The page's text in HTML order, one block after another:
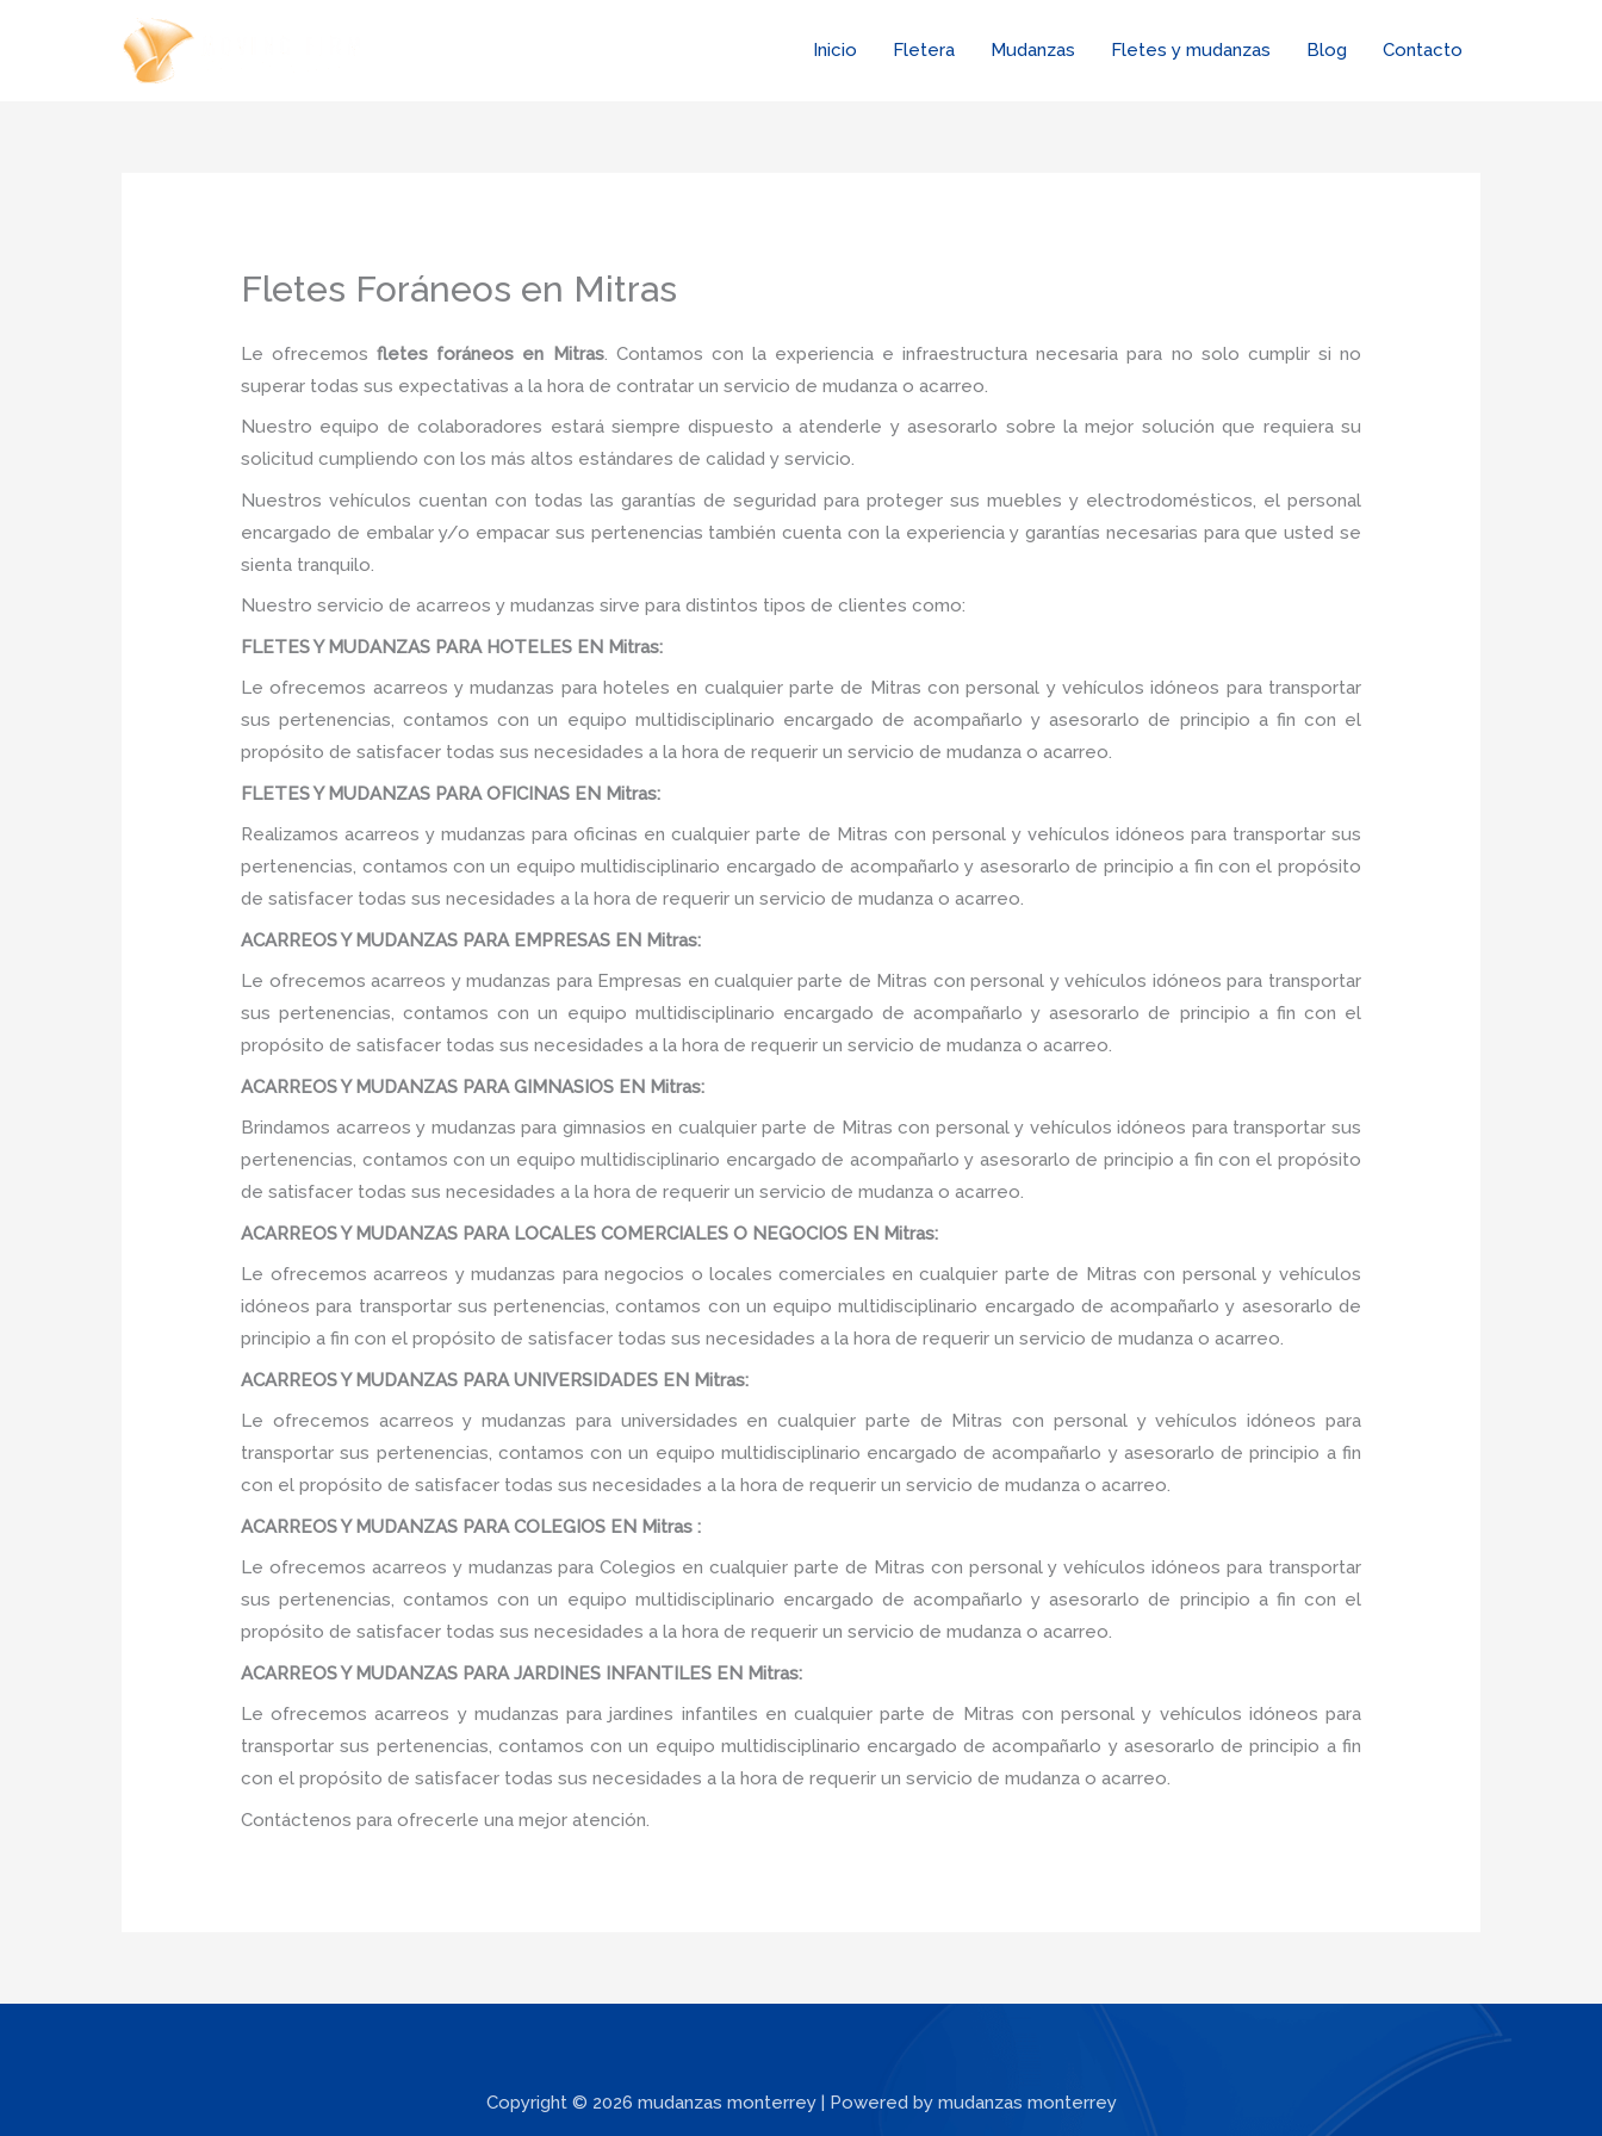
Inicio Fletera Mudanzas Fletes y mudanzas Blog Contacto
Fletes Foráneos en Mitras
Le ofrecemos fletes foráneos en Mitras. Contamos con la experiencia e infraestructura necesaria para no solo cumplir si no
superar todas sus expectativas a la hora de contratar un servicio de mudanza o acarreo.
Nuestro equipo de colaboradores estará siempre dispuesto a atenderle y asesorarlo sobre la mejor solución que requiera su
solicitud cumpliendo con los más altos estándares de calidad y servicio.
Nuestros vehículos cuentan con todas las garantías de seguridad para proteger sus muebles y electrodomésticos, el personal
encargado de embalar y/o empacar sus pertenencias también cuenta con la experiencia y garantías necesarias para que usted se
sienta tranquilo.
Nuestro servicio de acarreos y mudanzas sirve para distintos tipos de clientes como:
FLETES Y MUDANZAS PARA HOTELES EN Mitras:
Le ofrecemos acarreos y mudanzas para hoteles en cualquier parte de Mitras con personal y vehículos idóneos para transportar
sus pertenencias, contamos con un equipo multidisciplinario encargado de acompañarlo y asesorarlo de principio a fin con el
propósito de satisfacer todas sus necesidades a la hora de requerir un servicio de mudanza o acarreo.
FLETES Y MUDANZAS PARA OFICINAS EN Mitras:
Realizamos acarreos y mudanzas para oficinas en cualquier parte de Mitras con personal y vehículos idóneos para transportar sus
pertenencias, contamos con un equipo multidisciplinario encargado de acompañarlo y asesorarlo de principio a fin con el propósito
de satisfacer todas sus necesidades a la hora de requerir un servicio de mudanza o acarreo.
ACARREOS Y MUDANZAS PARA EMPRESAS EN Mitras:
Le ofrecemos acarreos y mudanzas para Empresas en cualquier parte de Mitras con personal y vehículos idóneos para transportar
sus pertenencias, contamos con un equipo multidisciplinario encargado de acompañarlo y asesorarlo de principio a fin con el
propósito de satisfacer todas sus necesidades a la hora de requerir un servicio de mudanza o acarreo.
ACARREOS Y MUDANZAS PARA GIMNASIOS EN Mitras:
Brindamos acarreos y mudanzas para gimnasios en cualquier parte de Mitras con personal y vehículos idóneos para transportar sus
pertenencias, contamos con un equipo multidisciplinario encargado de acompañarlo y asesorarlo de principio a fin con el propósito
de satisfacer todas sus necesidades a la hora de requerir un servicio de mudanza o acarreo.
ACARREOS Y MUDANZAS PARA LOCALES COMERCIALES O NEGOCIOS EN Mitras:
Le ofrecemos acarreos y mudanzas para negocios o locales comerciales en cualquier parte de Mitras con personal y vehículos
idóneos para transportar sus pertenencias, contamos con un equipo multidisciplinario encargado de acompañarlo y asesorarlo de
principio a fin con el propósito de satisfacer todas sus necesidades a la hora de requerir un servicio de mudanza o acarreo.
ACARREOS Y MUDANZAS PARA UNIVERSIDADES EN Mitras:
Le ofrecemos acarreos y mudanzas para universidades en cualquier parte de Mitras con personal y vehículos idóneos para
transportar sus pertenencias, contamos con un equipo multidisciplinario encargado de acompañarlo y asesorarlo de principio a fin
con el propósito de satisfacer todas sus necesidades a la hora de requerir un servicio de mudanza o acarreo.
ACARREOS Y MUDANZAS PARA COLEGIOS EN Mitras :
Le ofrecemos acarreos y mudanzas para Colegios en cualquier parte de Mitras con personal y vehículos idóneos para transportar
sus pertenencias, contamos con un equipo multidisciplinario encargado de acompañarlo y asesorarlo de principio a fin con el
propósito de satisfacer todas sus necesidades a la hora de requerir un servicio de mudanza o acarreo.
ACARREOS Y MUDANZAS PARA JARDINES INFANTILES EN Mitras:
Le ofrecemos acarreos y mudanzas para jardines infantiles en cualquier parte de Mitras con personal y vehículos idóneos para
transportar sus pertenencias, contamos con un equipo multidisciplinario encargado de acompañarlo y asesorarlo de principio a fin
con el propósito de satisfacer todas sus necesidades a la hora de requerir un servicio de mudanza o acarreo.
Contáctenos para ofrecerle una mejor atención.
Copyright © 2026 mudanzas monterrey | Powered by mudanzas monterrey